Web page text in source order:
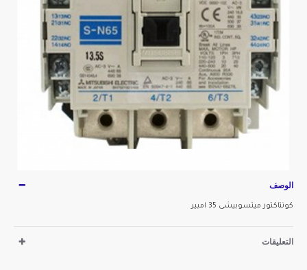
الوصف
كونتاكتور ميتسوبيشى 35 امبير
التعليقات